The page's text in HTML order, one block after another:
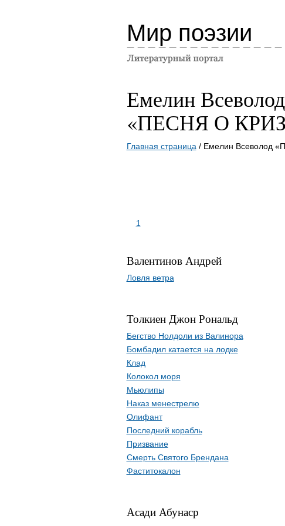
Мир поэзии
Емелин Всеволод
«ПЕСНЯ О
Главная страница / Емелин Всеволод
1
Валентинов Андрей
Ловля ветра
Толкиен Джон Рональд
Бегство Нолдоли из Валинора
Бомбадил катается на лодке
Клад
Колокол моря
Мьюлипы
Наказ менестрелю
Олифант
Последний корабль
Призвание
Смерть Святого Брендана
Фаститокалон
Асади Абунаср